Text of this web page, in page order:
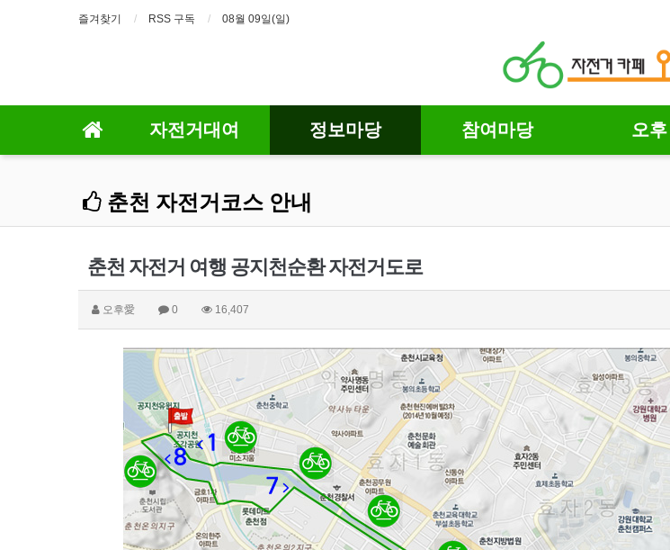
즐겨찾기 RSS 구독 08월 09일(일)
자전거대여 정보마당 참여마당 오후
춘천 자전거코스 안내
춘천 자전거 여행 공지천순환 자전거도로
오후愛 0 16,407